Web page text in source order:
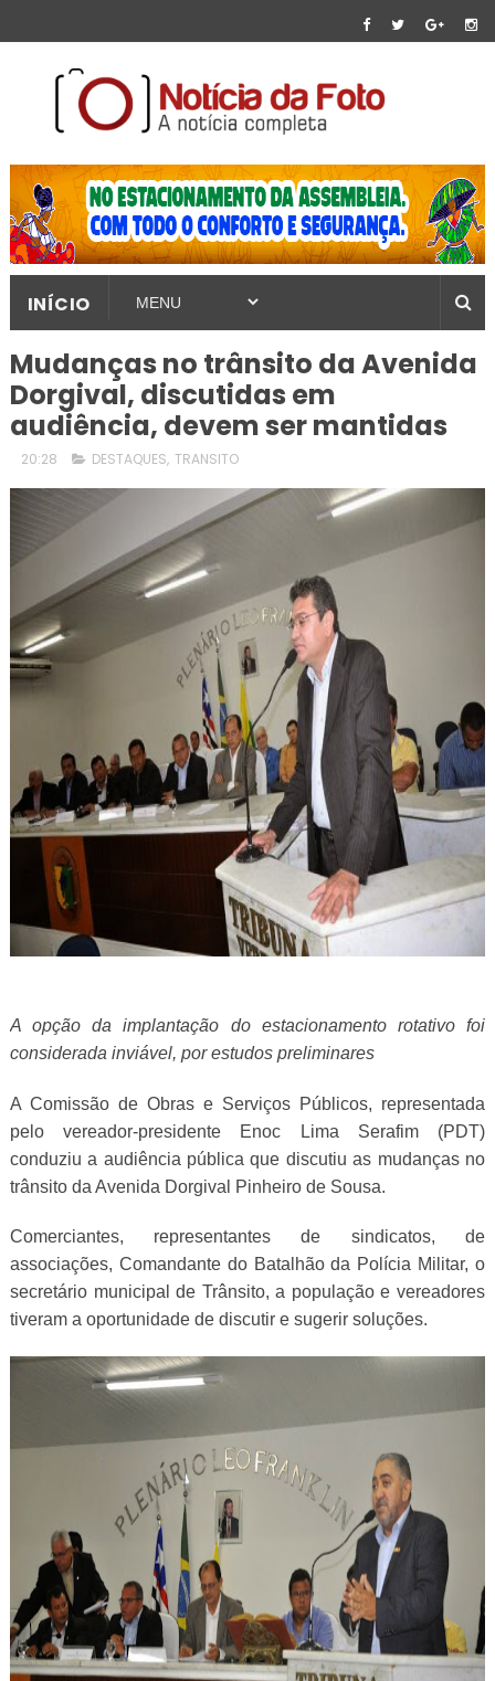
INÍCIO
Mudanças no trânsito da Avenida
Dorgival, discutidas em
audiência, devem ser mantidas
20:28 DESTAQUES, TRANSITO
A opção da implantação do
estacionamento rotativo foi
considerada inviável, por estudos preliminares
A Comissão de Obras e Serviços Públicos, representada
pelo vereador-presidente Enoc Lima Serafim (PDT)
conduziu a audiência pública que discutiu as mudanças no
trânsito da Avenida Dorgival Pinheiro de Sousa.
Comerciantes, representantes de sindicatos, de
associações, Comandante do Batalhão da Polícia Militar, o
secretário municipal de Trânsito, a população e vereadores
tiveram a oportunidade de discutir e sugerir soluções.